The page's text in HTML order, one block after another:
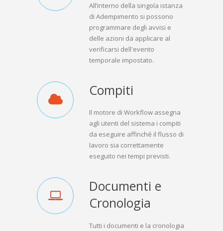
All’interno della singola istanza
di Adempimento si possono
programmare degli avvisi e
delle azioni da applicare al
verificarsi dell'evento
temporale impostato.
Compiti
Il motore di Workflow assegna
agli utenti del sistema i compiti
da eseguire affinché il flusso di
lavoro sia correttamente
eseguito nei tempi previsti.
Documenti e
Cronologia
Tutti i documenti e la cronologia